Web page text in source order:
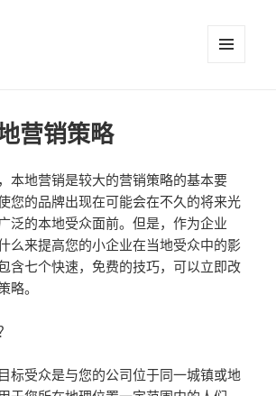
营销策略
本地营销是较大的营销策略的基本要
您的品牌出现在可能会在不久的将来光
泛的本地受众面前。但是，作为企业
么来提高您的小企业在当地受众中的影
含七个快速，免费的技巧，可以立即改
略。
标受众是与您的公司位于同一城镇或地